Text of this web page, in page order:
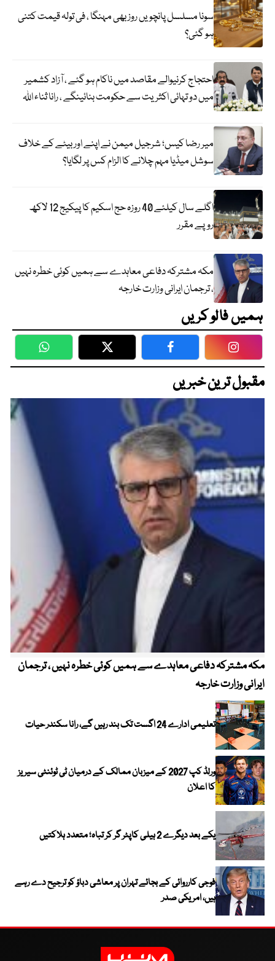
سونا مسلسل پانچویں روز بھی مہنگا ، فی تولہ قیمت کتنی
ہو گئی؟
احتجاج کرنیوالے مقاصد میں ناکام ہو گئے ، آزاد کشمیر
میں دو تہائی اکثریت سے حکومت بنائینگے ، رانا ثناء اللہ
میر رضا کیس؛ شرجیل میمن نے اپنے اور بیٹے کے خلاف
سوشل میڈیا مہم چلانے کا الزام کس پر لگایا؟
اگلے سال کیلئے 40 روزہ حج اسکیم کا پیکیج 12 لاکھ
روپے مقرر
مکہ مشترکہ دفاعی معاہدے سے ہمیں کوئی خطرہ نہیں
، ترجمان ایرانی وزارت خارجہ
ہمیں فالو کریں
WhatsApp Twitter Facebook
مقبول ترین خبریں
مکہ مشترکہ دفاعی معاہدے سے ہمیں کوئی خطرہ نہیں ، ترجمان
ایرانی وزارت خارجہ
تعلیمی ادارے 24 اگست تک بند رہیں گے، رانا سکندر حیات
ورلڈ کپ 2027 کے میزبان ممالک کے درمیان ٹی ٹوئنٹی سیریز
کا اعلان
یکے بعد دیگرے 2 ہیلی کاپٹر گر کر تباہ؛ متعدد ہلاکتیں
فوجی کارروائی کے بجائے تہران پر معاشی دباؤ کو ترجیح دے رہے
ہیں، امریکی صدر